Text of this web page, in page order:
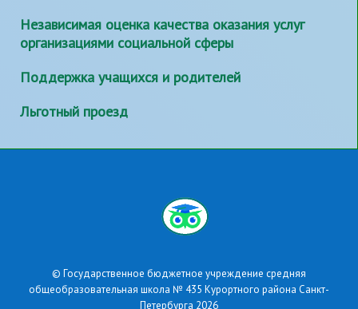
Независимая оценка качества оказания услуг
организациями социальной сферы
Поддержка учащихся и родителей
Льготный проезд
© Государственное бюджетное учреждение средняя
общеобразовательная школа № 435 Курортного района Санкт-
Петербурга 2026